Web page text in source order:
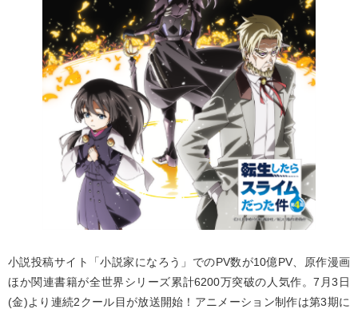
小説投稿サイト「小説家になろう」でのPV数が10億PV、原作漫画
ほか関連書籍が全世界シリーズ累計6200万突破の人気作。7月3日
(金)より連続2クール目が放送開始！アニメーション制作は第3期に